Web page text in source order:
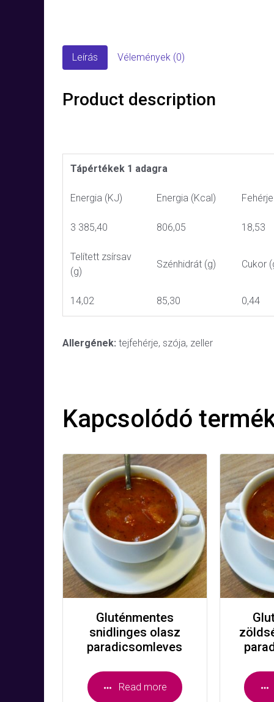
Leírás Vélemények (0)
Product description
Tápértékek 1 adagra
Energia (KJ) Energia (Kcal)
3 385,40 806,05 18,53
Telített zsírsav
(g)
Szénhidrát (g) Cukor
14,02 85,30 0,44
Allergének: tejfehérje, szója, zeller
Kapcsolódó
Gluténmentes
snidlinges olasz
paradicsomleves
Read more